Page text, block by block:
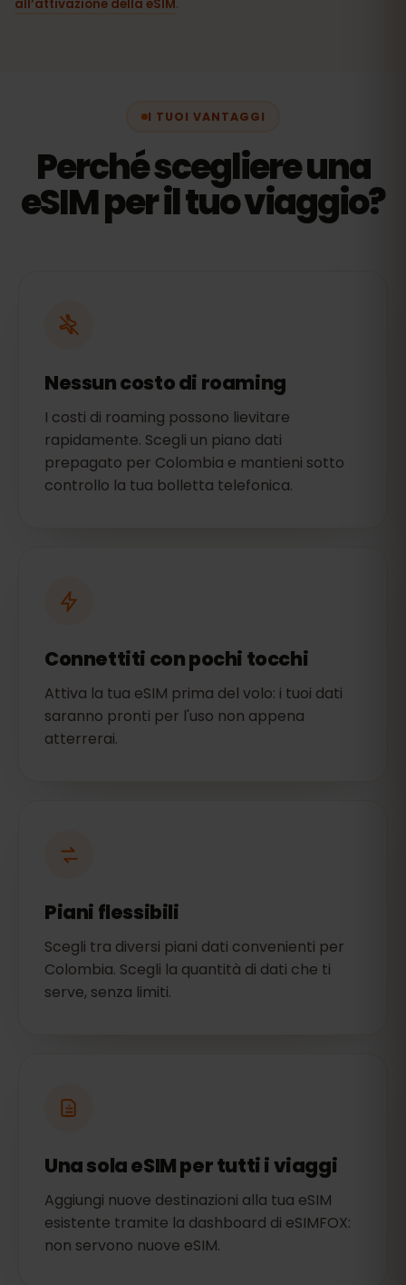
all’attivazione della eSIM.
I TUOI VANTAGGI
Perché scegliere una
eSIM per il tuo viaggio?
Nessun costo di roaming
I costi di roaming possono lievitare
rapidamente. Scegli un piano dati
prepagato per Colombia e mantieni sotto
controllo la tua bolletta telefonica.
Connettiti con pochi tocchi
Attiva la tua eSIM prima del volo: i tuoi dati
saranno pronti per l'uso non appena
atterrerai.
Piani flessibili
Scegli tra diversi piani dati convenienti per
Colombia. Scegli la quantità di dati che ti
serve, senza limiti.
Una sola eSIM per tutti i viaggi
Aggiungi nuove destinazioni alla tua eSIM
esistente tramite la dashboard di eSIMFOX:
non servono nuove eSIM.